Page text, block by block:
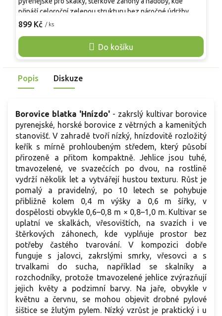
899 Kč / ks
Do košíku
přináší celoroční zelenou strukturu bez náročné údržby.
Roste pomalu a vytváří rozložitý, kompaktní habitus, v
a tmavozelené, výsadba dobře snáší slunné stanoviště i vítr.
Oproti běžné borovici lesní zůstává výrazně nižší, proto se
celoroční pěstování venku.
Popis Diskuze
Borovice blatka 'Hnízdo'- zakrslý kultivar borovice
pyrenejské, horské borovice z větrných a kamenitých
stanovišť. V zahradě tvoří nízký, hnízdovitě rozložitý
keřík s mírně prohloubeným středem, který působí
přirozeně a přitom kompaktně. Jehlice jsou tuhé,
tmavozelené, ve svazečcích po dvou, na rostlině
vydrží několik let a vytvářejí hustou texturu. Růst je
pomalý a pravidelný, po 10 letech se pohybuje
přibližně kolem 0,4 m výšky a 0,6 m šířky, v
dospělosti obvykle 0,6–0,8 m × 0,8–1,0 m. Kultivar se
uplatní ve skalkách, vřesovištích, na svazích i ve
štěrkových záhonech, kde vyplňuje prostor bez
potřeby častého tvarování. V kompozici dobře
funguje s jalovci, zakrslými smrky, vřesovci a s
trvalkami do sucha, například se skalníky a
rozchodníky, protože tmavozelené jehlice zvýrazňují
jejich květy a podzimní barvy. Na jaře, obvykle v
květnu a červnu, se mohou objevit drobné pylové
šištice se žlutým pylem. Nízký vzrůst je praktický i u